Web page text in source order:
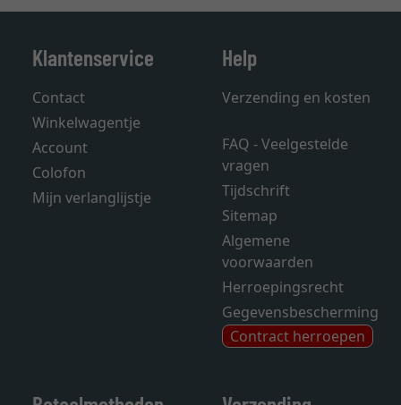
Klantenservice
Contact
Winkelwagentje
Account
Colofon
Mijn verlanglijstje
Help
Verzending en kosten
FAQ - Veelgestelde
vragen
Tijdschrift
Sitemap
Algemene
voorwaarden
Herroepingsrecht
Gegevensbescherming
Contract herroepen